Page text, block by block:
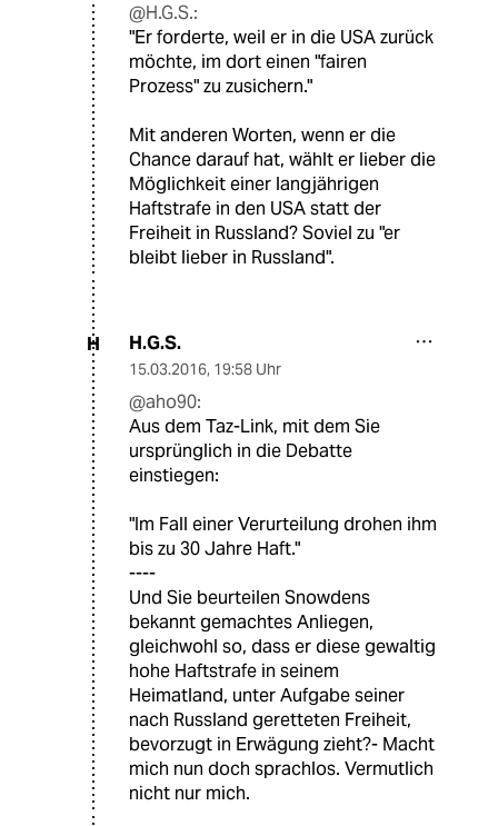
@H.G.S.:
"Er forderte, weil er in die USA zurück
möchte, im dort einen "fairen
Prozess" zu zusichern."
Mit anderen Worten, wenn er die
Chance darauf hat, wählt er lieber die
Möglichkeit einer langjährigen
Haftstrafe in den USA statt der
Freiheit in Russland? Soviel zu "er
bleibt lieber in Russland".
H H.G.S.
15.03.2016, 19:58 Uhr
@aho90:
Aus dem Taz-Link, mit dem Sie
ursprünglich in die Debatte
einstiegen:
"Im Fall einer Verurteilung drohen ihm
bis zu 30 Jahre Haft."
----
Und Sie beurteilen Snowdens
bekannt gemachtes Anliegen,
gleichwohl so, dass er diese gewaltig
hohe Haftstrafe in seinem
Heimatland, unter Aufgabe seiner
nach Russland geretteten Freiheit,
bevorzugt in Erwägung zieht?- Macht
mich nun doch sprachlos. Vermutlich
nicht nur mich.